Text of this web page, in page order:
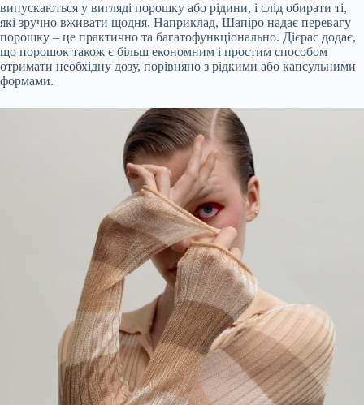
випускаються у вигляді порошку або рідини, і слід обирати ті,
які зручно вживати щодня. Наприклад, Шапіро надає перевагу
порошку – це практично та багатофункціонально. Дієрас додає,
що порошок також є більш економним і простим способом
отримати необхідну дозу, порівняно з рідкими або капсульними
формами.